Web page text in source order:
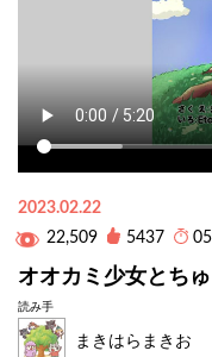
2023.02.22
22,509
5437
オオカミ少女とち
読み手
まきはらまきお